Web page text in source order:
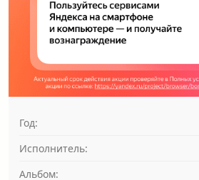
Год:
Исполнитель:
Альбом: